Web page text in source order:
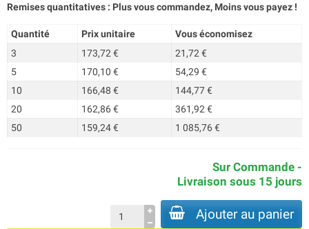
Remises quantitatives : Plus vous commandez, Moins vous payez !
Quantité Prix unitaire
Vous économisez
3
173,72 €
21,72 €
5
170,10 €
54,29 €
10
166,48 €
144,77 €
20
162,86 €
361,92 €
50
159,24 € 1 085,76 €
Sur Commande -
Livraison sous 15 jours
Ajouter au panier